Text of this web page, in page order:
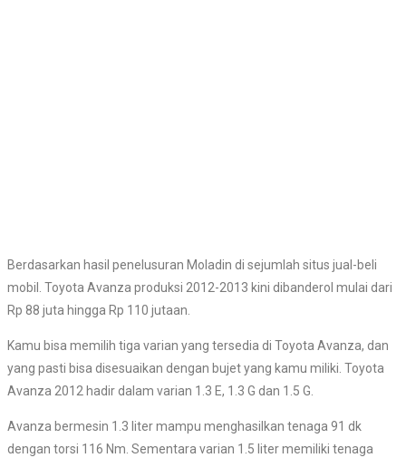
Berdasarkan hasil penelusuran Moladin di sejumlah situs jual-beli
mobil. Toyota Avanza produksi 2012-2013 kini dibanderol mulai dari
Rp 88 juta hingga Rp 110 jutaan.
Kamu bisa memilih tiga varian yang tersedia di Toyota Avanza, dan
yang pasti bisa disesuaikan dengan bujet yang kamu miliki. Toyota
Avanza 2012 hadir dalam varian 1.3 E, 1.3 G dan 1.5 G.
Avanza bermesin 1.3 liter mampu menghasilkan tenaga 91 dk
dengan torsi 116 Nm. Sementara varian 1.5 liter memiliki tenaga